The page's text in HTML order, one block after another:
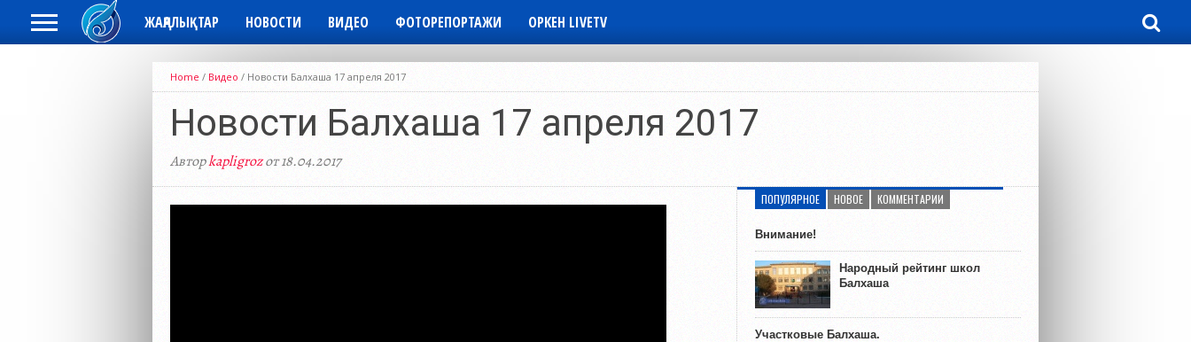
ЖАҢАЛЫҚТАР НОВОСТИ ВИДЕО ФОТОРЕПОРТАЖИ ОРКЕН LIVETV
Home / Видео / Новости Балхаша 17 апреля 2017
Новости Балхаша 17 апреля 2017
Авторkapligrozот 18.04.2017
ПОПУЛЯРНОЕ НОВОЕ КОММЕНТАРИИ
Внимание!
Народный рейтинг школ
Балхаша
Участковые Балхаша.